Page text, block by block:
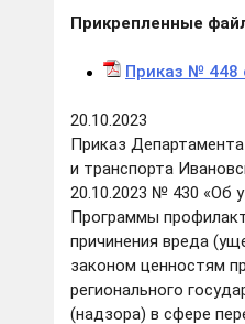
Прикрепленные
Приказ № 448
20.10.2023
Приказ
и транспорта
20.10.2023 № 430 «Об
Программы
причинения вреда
законом ценностям
регионального
(надзора) в сфере